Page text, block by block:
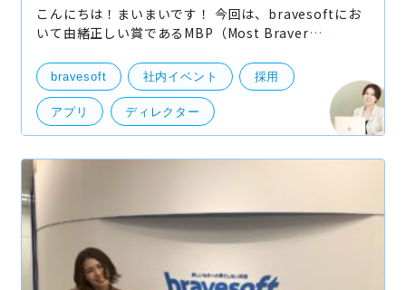
こんにちは！まいまいです！ 今回は、bravesoftにお
いて由緒正しい賞であるMBP（Most Braver
す）を勝ち取った西野さんにヒーローインタビューに
ご協力頂きました！！（
bravesoft 社内イベント 採用
アプリ ディレクター
リファラル採用 賞金